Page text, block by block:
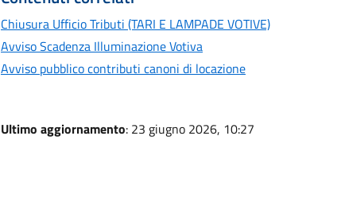
Chiusura Ufficio Tributi (TARI E LAMPADE VOTIVE)
Avviso Scadenza Illuminazione Votiva
Avviso pubblico contributi canoni di locazione
Ultimo aggiornamento: 23 giugno 2026, 10:27